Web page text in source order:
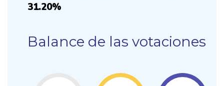
31.20%
Balance de las votaciones